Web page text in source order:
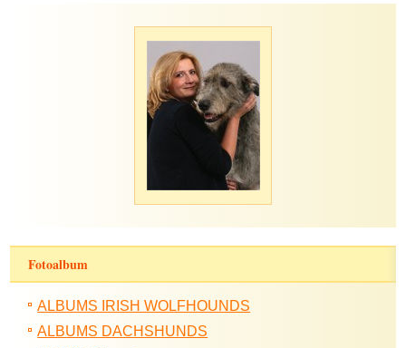
Fotoalbum
ALBUMS IRISH WOLFHOUNDS
ALBUMS DACHSHUNDS